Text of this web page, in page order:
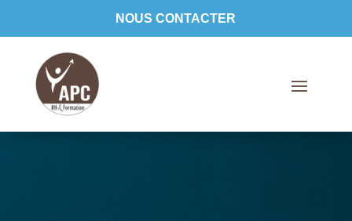
NOUS CONTACTER